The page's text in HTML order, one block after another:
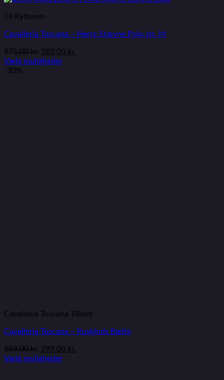
Til Rytteren
Cavalleria Toscana – Herre Stævne Polo str. M
975,00kr. 585,00 kr.
Vælg muligheder
-20%
Cavalleria Toscana Tilbud
Cavalleria Toscana – Ruskinds Bælte
999,00kr. 799,00 kr.
Vælg muligheder